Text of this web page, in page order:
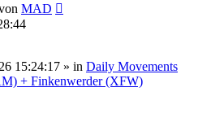
MAD
15:24:17 » in Daily Movements
+ Finkenwerder (XFW)